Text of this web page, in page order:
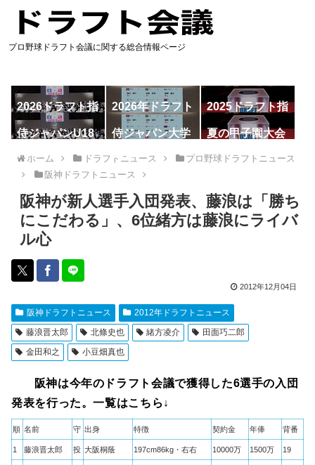
プロ野球ドラフト会議に関する総合情報ページ
2026ドラフト指
名予想
2026年ドラフト
候補
2025ドラフト指
名一覧
侍ジャパンU18
代表
侍ジャパン大学
夏の甲子園大会
ホーム ドラフトニュース
プロ野球ドラフトニュース
阪神ドラフトニュース
阪神が新人選手入団発表、藤浪は「勝ち
にこだわる」、6位緒方は藤浪にライバ
ル心
2012年12月04日
阪神ドラフトニュース
2012年ドラフトニュース
藤浪晋太郎
北條史也 緒方凌介
田面巧二郎
金田和之
小豆畑真也
阪神は今年のドラフト会議で獲得した6選手の入団
発表を行った。一覧はこちら↓
順 名前 守 出身 特徴 契約金 年俸 背番
1 藤浪晋太郎 投 大阪桐蔭 197cm86kg・右右 10000万 1500万 19